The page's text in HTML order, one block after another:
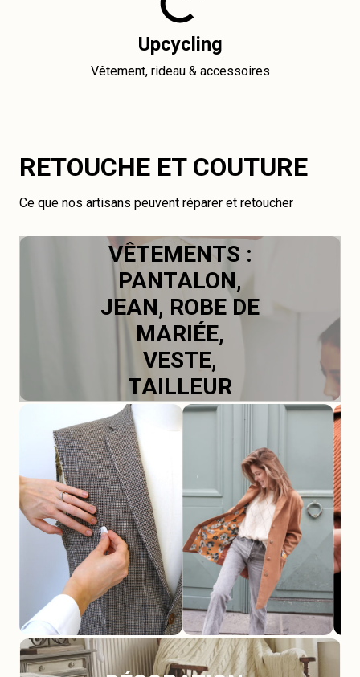
Upcycling
Vêtement, rideau & accessoires
RETOUCHE ET COUTURE
Ce que nos artisans peuvent réparer et retoucher
VÊTEMENTS :
PANTALON,
JEAN, ROBE DE
MARIÉE,
VESTE,
TAILLEUR